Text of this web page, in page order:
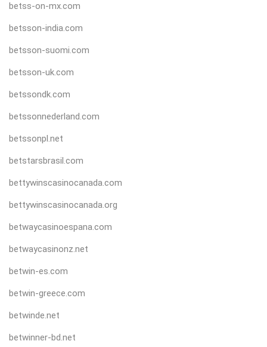
betss-on-mx.com
betsson-india.com
betsson-suomi.com
betsson-uk.com
betssondk.com
betssonnederland.com
betssonpl.net
betstarsbrasil.com
bettywinscasinocanada.com
bettywinscasinocanada.org
betwaycasinoespana.com
betwaycasinonz.net
betwin-es.com
betwin-greece.com
betwinde.net
betwinner-bd.net